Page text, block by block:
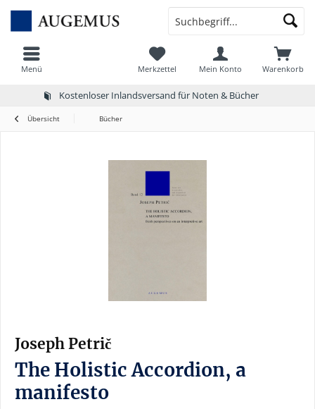
Kostenloser Inlandsversand für Noten & Bücher
Menü Warenkorb
Merkzettel Mein Konto
Übersicht Bücher
Joseph Petrič
The Holistic Accordion, a
manifesto